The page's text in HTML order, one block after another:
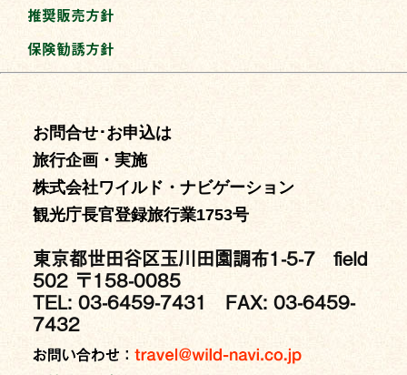
推奨販売方針
保険勧誘方針
お問合せ･お申込は
旅行企画・実施
株式会社ワイルド・ナビゲーション
観光庁長官登録旅行業1753号
東京都世田谷区玉川田園調布1-5-7 field
502 〒158-0085
TEL: 03-6459-7431 FAX: 03-6459-
7432